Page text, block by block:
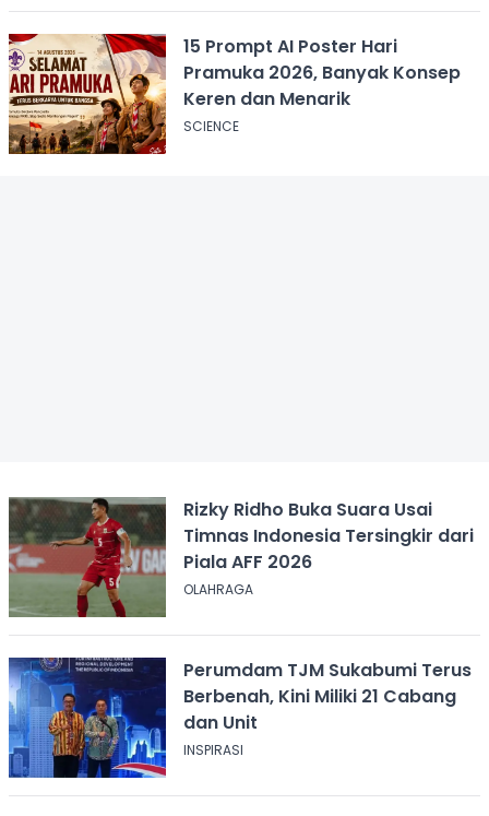
15 Prompt AI Poster Hari
Pramuka 2026, Banyak Konsep
Keren dan Menarik
SCIENCE
Rizky Ridho Buka Suara Usai
Timnas Indonesia Tersingkir dari
Piala AFF 2026
OLAHRAGA
Perumdam TJM Sukabumi Terus
Berbenah, Kini Miliki 21 Cabang
dan Unit
INSPIRASI